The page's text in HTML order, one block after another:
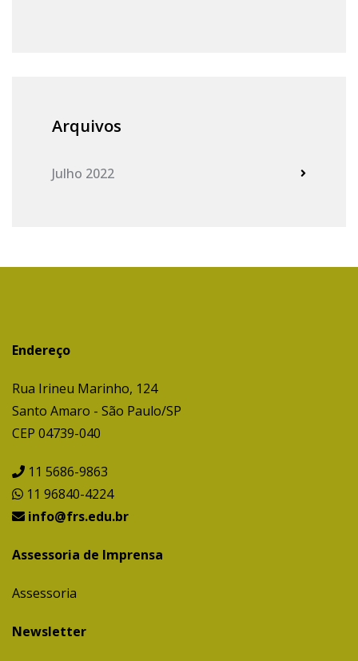
Arquivos
Julho 2022
Endereço
Rua Irineu Marinho, 124
Santo Amaro - São Paulo/SP
CEP 04739-040
11 5686-9863
11 96840-4224
info@frs.edu.br
Assessoria de Imprensa
Assessoria
Newsletter